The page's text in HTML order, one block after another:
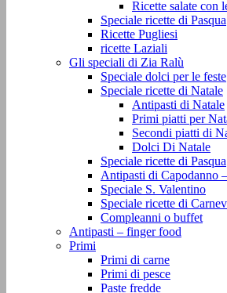
Ricette salate con
Speciale ricette di Pasqua
Ricette Pugliesi
ricette Laziali
Gli speciali di Zia Ralù
Speciale dolci per le feste
Speciale ricette di Natale
Antipasti di Natale
Primi piatti per
Secondi piatti di
Dolci Di Natale
Speciale ricette di Pasqua
Antipasti di Capodanno
Speciale S. Valentino
Speciale ricette di
Compleanni o buffet
Antipasti – finger food
Primi
Primi di carne
Primi di pesce
Paste fredde